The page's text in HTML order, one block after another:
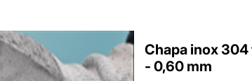
Chapa inox
- 0,60 mm